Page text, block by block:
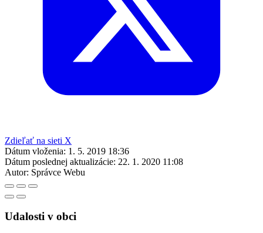
Zdieľať na sieti X
Dátum vloženia: 1. 5. 2019 18:36
Dátum poslednej aktualizácie: 22. 1. 2020 11:08
Autor: Správce Webu
Udalosti v obci